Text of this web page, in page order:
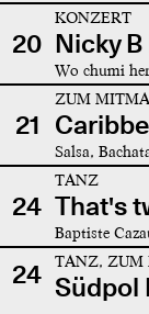
20
KONZERT
Nicky B
Wo chumi
21
ZUM
Salsa,
24
TANZ
That's
Baptiste
24 TANZ, ZUM
Südpol